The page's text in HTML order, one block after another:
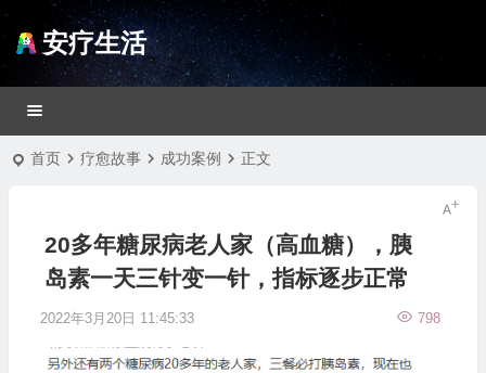
安疗生活
首页 疗愈故事 成功案例 正文
20多年糖尿病老人家（高血糖），胰
岛素一天三针变一针，指标逐步正常
2022年3月20日 11:45:33 798